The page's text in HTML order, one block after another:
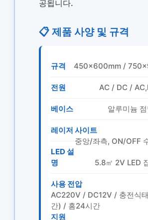
공됩니다.
📋 제품 사양 및 규격
규격 450×600mm /
전원 AC / DC /
베이스 알루미늄
레이저 사이트
중앙/좌측, ON/OFF
LED 설
명
5.8㎡ 2V LED
사용 전압
AC220V / DC12V / 충전식
간) / 홈24시간
지원